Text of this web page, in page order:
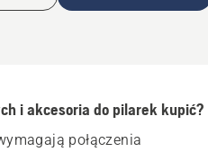
i akcesoria do pilarek kupić?
połączenia